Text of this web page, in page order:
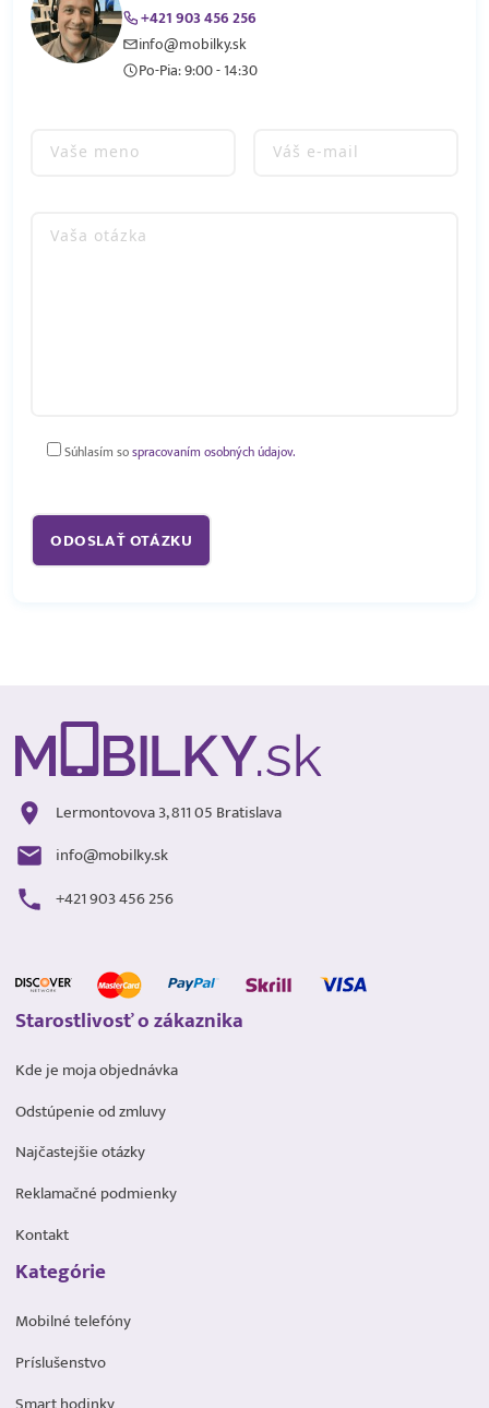
+421 903 456 256
info@mobilky.sk
Po-Pia: 9:00 - 14:30
Súhlasím sospracovaním osobných údajov.
Lermontovova 3, 811 05 Bratislava
info@mobilky.sk
+421 903 456 256
Starostlivosť o zákaznika
Kde je moja objednávka
Odstúpenie od zmluvy
Najčastejšie otázky
Reklamačné podmienky
Kontakt
Kategórie
Mobilné telefóny
Príslušenstvo